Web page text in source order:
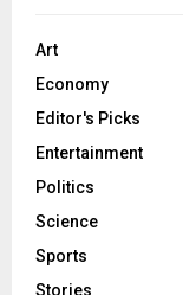
Art
Economy
Editor's Picks
Entertainment
Politics
Science
Sports
Stories